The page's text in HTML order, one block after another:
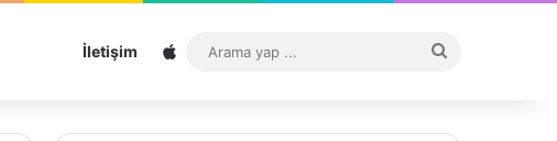
İletişim Sitemap
...